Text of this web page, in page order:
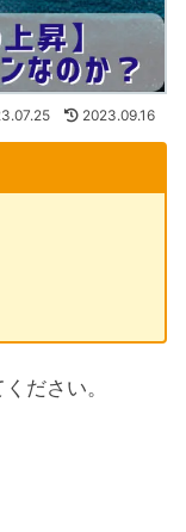
2023.09.16
ださい。